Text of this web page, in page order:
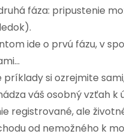
fáza: pripustenie
ide o prvú fázu, v
príklady si ozrejmite
váš osobný vzťah
registrované, ale
od nemožného k